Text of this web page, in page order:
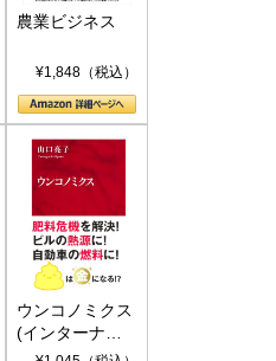
農業ビジネス
¥1,848（税込）
ウンコノミクス
(インターナシ
ョナル新書)